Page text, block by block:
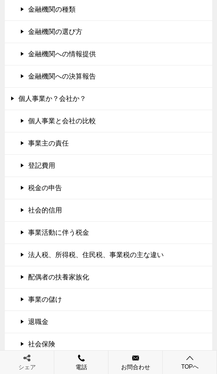
金融機関の種類
金融機関の選び方
金融機関への情報提供
金融機関への決算報告
個人事業か？会社か？
個人事業と会社の比較
事業主の責任
登記費用
税金の申告
社会的信用
事業活動に伴う税金
法人税、所得税、住民税、事業税の主な違い
配偶者の扶養家族化
事業の儲け
退職金
社会保険
事業年度（会計期間）
シェア 電話 お問合わせ TOPへ